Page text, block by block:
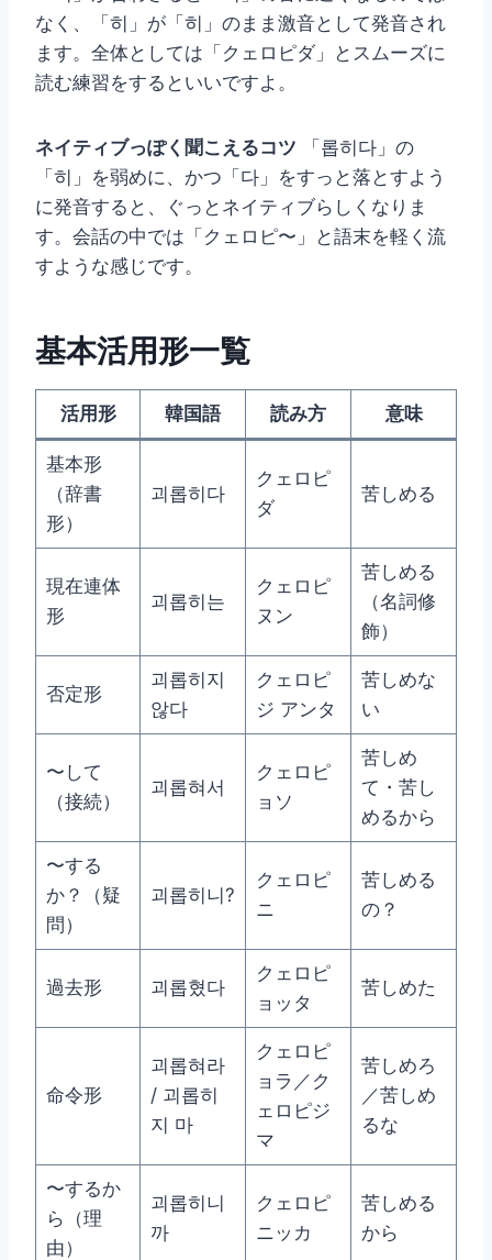
なく、「히」が「히」のまま激音として発音され
ます。全体としては「クェロピダ」とスムーズに
読む練習をするといいですよ。
ネイティブっぽく聞こえるコツ 「롭히다」の
「히」を弱めに、かつ「다」をすっと落とすよう
に発音すると、ぐっとネイティブらしくなりま
す。会話の中では「クェロピ〜」と語末を軽く流
すような感じです。
基本活用形一覧
活用形 韓国語 読み方 意味
基本形
（辞書
形）
괴롭히다
クェロピ
ダ
苦しめる
現在連体
形
괴롭히는
クェロピ
ヌン
苦しめる
（名詞修
飾）
否定形
괴롭히지
않다
クェロピ
ジ アンタ
苦しめな
い
〜して
（接続）
괴롭혀서
クェロピ
ョソ
苦しめ
て・苦し
めるから
〜する
か？（疑
問）
괴롭히니?
クェロピ
ニ
苦しめる
の？
過去形 괴롭혔다
クェロピ
ョッタ
苦しめた
命令形
괴롭혀라
/ 괴롭히
지 마
クェロピ
ョラ／ク
ェロピジ
マ
苦しめろ
／苦しめ
るな
〜するか
ら（理
由）
괴롭히니
까
クェロピ
ニッカ
苦しめる
から